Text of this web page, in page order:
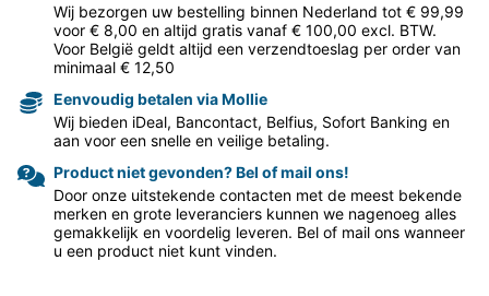
Wij bezorgen uw bestelling binnen Nederland tot € 99,99
voor € 8,00 en altijd gratis vanaf € 100,00 excl. BTW.
Voor België geldt altijd een verzendtoeslag per order van
minimaal € 12,50
Eenvoudig betalen via Mollie
Wij bieden iDeal, Bancontact, Belfius, Sofort Banking en
aan voor een snelle en veilige betaling.
Product niet gevonden? Bel of mail ons!
Door onze uitstekende contacten met de meest bekende
merken en grote leveranciers kunnen we nagenoeg alles
gemakkelijk en voordelig leveren. Bel of mail ons wanneer
u een product niet kunt vinden.